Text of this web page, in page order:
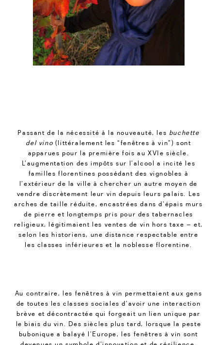
Passant de la nécessité à la nouveauté, les buchette
del vino (littéralement les “fenêtres à vin”) sont
apparues pour la première fois au XVIe siècle.
L’augmentation des impôts sur l’alcool a incité les
familles florentines possédant des vignobles à
l’extérieur de la ville à chercher un autre moyen de
vendre discrètement leur vin depuis leurs palais. Les
arches de taille réduite, encastrées dans d’épais murs
de pierre et longtemps pris pour des tabernacles
religieux, légitimaient les ventes de vin hors taxe – et,
selon les historiens, une distance respectable entre
les classes inférieures et la noblesse florentine.
Au contraire, les fenêtres à vin permettaient aux gens
de toutes les classes sociales d’avoir une interaction
brève et décontractée qui forgeait un lien unique par
le biais du vin. Des siècles plus tard, lorsque la peste
bubonique a balayé l’Europe, les fenêtres à vin sont